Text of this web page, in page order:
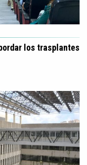
los trasplantes